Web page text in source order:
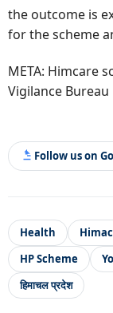
the outcome is
for the scheme
META: Himcare
Vigilance
Follow us on
Health
HP Scheme
हिमाचल प्रदेश